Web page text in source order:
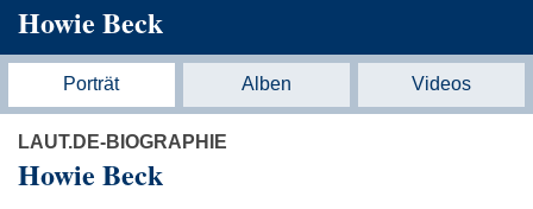
Howie Beck
Porträt Alben Videos
LAUT.DE-BIOGRAPHIE
Howie Beck